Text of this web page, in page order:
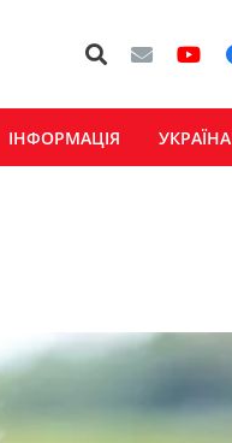
ІНФОРМАЦІЯ УКРАЇНА